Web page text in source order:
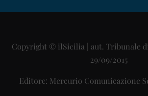
Copyright © ilSicilia | aut. Tribunale di
29/09/2015
Editore: Mercurio Comunicazione